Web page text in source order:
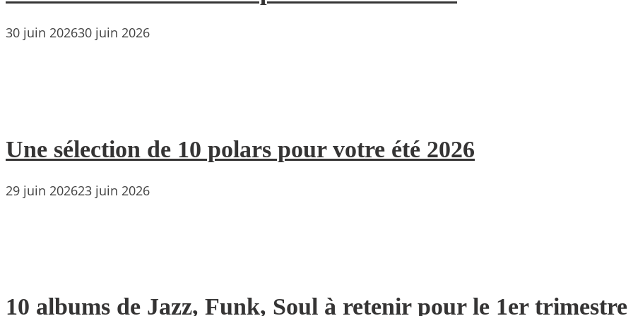
30 juin 202630 juin 2026
Une sélection de 10 polars pour votre été 2026
29 juin 202623 juin 2026
10 albums de Jazz, Funk, Soul à retenir pour le 1er trimestre